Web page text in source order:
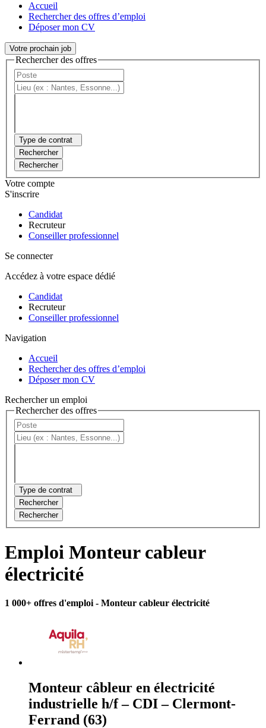
Accueil
Rechercher des offres d’emploi
Déposer mon CV
Votre prochain job
Rechercher des offres
Type de contrat
Rechercher
Rechercher
Votre compte
S'inscrire
Candidat
Recruteur
Conseiller professionnel
Se connecter
Accédez à votre espace dédié
Candidat
Recruteur
Conseiller professionnel
Navigation
Accueil
Rechercher des offres d’emploi
Déposer mon CV
Rechercher un emploi
Rechercher des offres
Type de contrat
Rechercher
Rechercher
Emploi Monteur cableur
électricité
1 000+ offres d'emploi - Monteur cableur électricité
Monteur câbleur en électricité
industrielle h/f – CDI – Clermont-
Ferrand (63)